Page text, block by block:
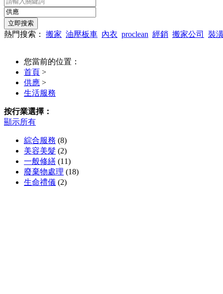
熱門搜索： 搬家 油壓板車 內衣 proclean 經銷 搬家公司 裝
您當前的位置：
首頁 >
供應 >
生活服務
按行業選擇：
顯示所有
綜合服務 (8)
美容美髮 (2)
一般修繕 (11)
廢棄物處理 (18)
生命禮儀 (2)